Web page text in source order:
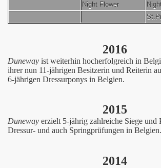
Night Flower
2016
Duneway ist weiterhin hocherfolgreich in
ihrer nun 11-jährigen Besitzerin und Reiterin
6-jährigen Dressurponys in Belgien.
2015
Duneway erzielt 5-jährig zahlreiche Siege und
Dressur- und auch Springprüfungen in Belgien.
2014